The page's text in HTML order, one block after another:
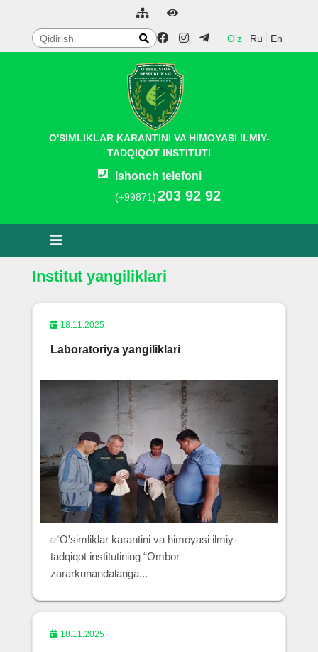
O'z Ru En
O'SIMLIKLAR KARANTINI VA HIMOYASI ILMIY-
TADQIQOT INSTITUTI
Ishonch telefoni
(+99871)203 92 92
Institut yangiliklari
18.11.2025
Laboratoriya yangiliklari
✅O'simliklar karantini va himoyasi ilmiy-
tadqiqot institutining “Ombor
zararkunandalariga...
18.11.2025